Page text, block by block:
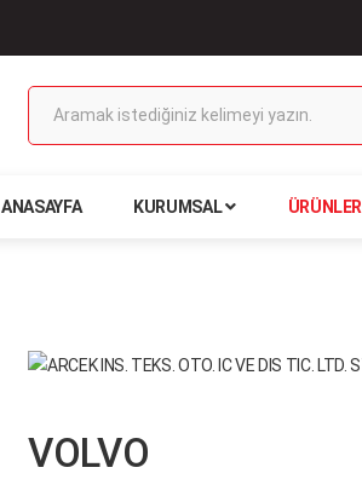
ANASAYFA KURUMSAL ÜRÜNLER
VOLVO